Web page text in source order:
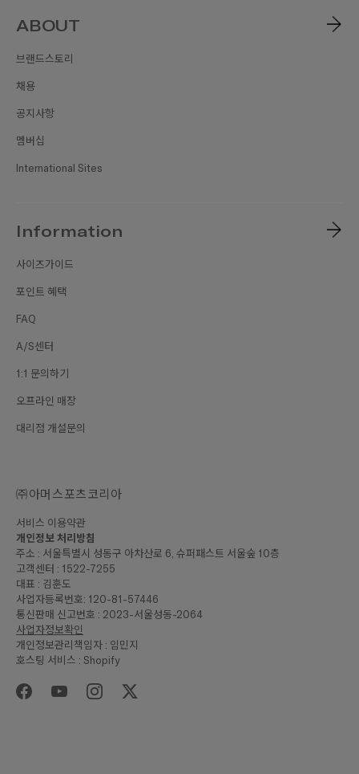
합계
ABOUT
브랜드스토리
채용
공지사항
멤버십
International Sites
Information
사이즈가이드
포인트 혜택
FAQ
A/S센터
1:1 문의하기
오프라인 매장
대리점 개설문의
㈜아머스포츠코리아
서비스 이용약관
개인정보 처리방침
주소 : 서울특별시 성동구 아차산로 6, 슈퍼패스트 서울숲 10층
고객센터 : 1522-7255
대표 : 김훈도
사업자등록번호: 120-81-57446
통신판매 신고번호 : 2023-서울성동-2064
사업자정보확인
개인정보관리책임자 : 임민지
호스팅 서비스 : Shopify